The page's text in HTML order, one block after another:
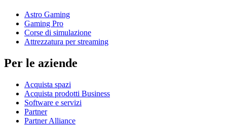
Astro Gaming
Gaming Pro
Corse di simulazione
Attrezzatura per streaming
Per le aziende
Acquista spazi
Acquista prodotti Business
Software e servizi
Partner
Partner Alliance